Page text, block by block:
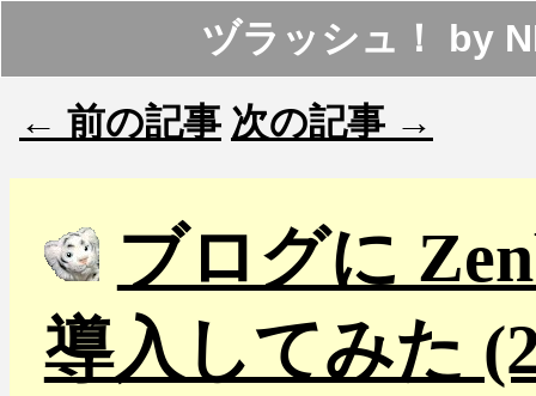
ヅラッシュ！ by
← 前の記事 次の記事 →
ブログに
導入してみた